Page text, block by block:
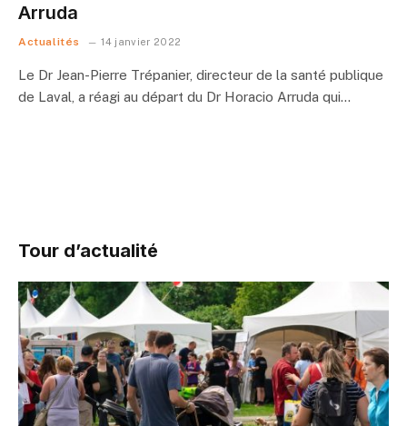
Arruda
Actualités 14 janvier 2022
Le Dr Jean-Pierre Trépanier, directeur de la santé publique
de Laval, a réagi au départ du Dr Horacio Arruda qui…
Tour d’actualité